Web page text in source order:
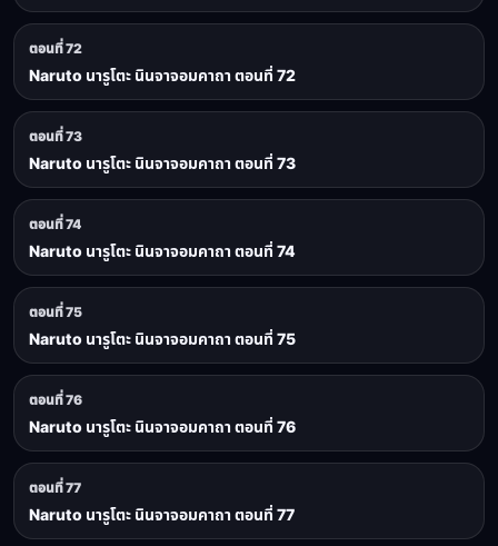
ตอนที่ 72
Naruto นารูโตะ นินจาจอมคาถา ตอนที่ 72
ตอนที่ 73
Naruto นารูโตะ นินจาจอมคาถา ตอนที่ 73
ตอนที่ 74
Naruto นารูโตะ นินจาจอมคาถา ตอนที่ 74
ตอนที่ 75
Naruto นารูโตะ นินจาจอมคาถา ตอนที่ 75
ตอนที่ 76
Naruto นารูโตะ นินจาจอมคาถา ตอนที่ 76
ตอนที่ 77
Naruto นารูโตะ นินจาจอมคาถา ตอนที่ 77